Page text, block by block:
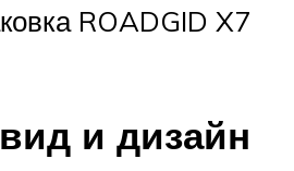
ROADGID X7
и дизайн